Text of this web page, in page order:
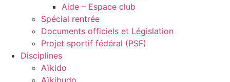
Aide – Espace club
Spécial rentrée
Documents officiels et Législation
Projet sportif fédéral (PSF)
Disciplines
Aïkido
Aïkibudo